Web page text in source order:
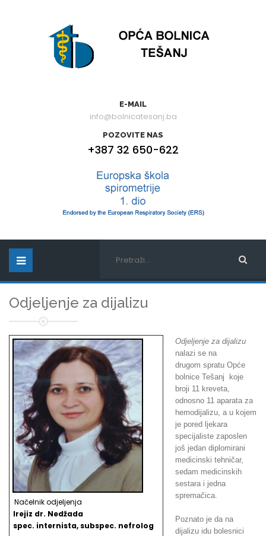
E-MAIL
info@bolnicatesanj.ba
POZOVITE NAS
+387 32 650-622
Odjeljenje za dijalizu
Načelnik odjeljenja
Irejiz dr. Nedžada
spec. internista, subspec. nefrolog
Odjeljenje za dijalizu
nalazi se na
drugom spratu Opće
bolnice Tešanj koje
broji 11 kreveta,
odnosno 11 aparata za
hemodijalizu, a u kojem
je pored ljekara
specijaliste zaposlen
još jedan diplomirani
medicinski tehničar,
sedam medicinskih
sestara i jedna
spremačica.
Poznato je da na
dijalizu idu bolesnici